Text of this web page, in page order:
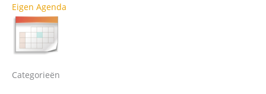
Eigen Agenda
Categorieën